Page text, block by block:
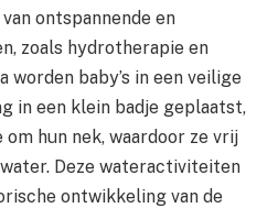
ontspannende en
zoals hydrotherapie en
worden baby’s in een veilige
in een klein badje geplaatst,
hun nek, waardoor ze vrij
Deze wateractiviteiten
ontwikkeling van de